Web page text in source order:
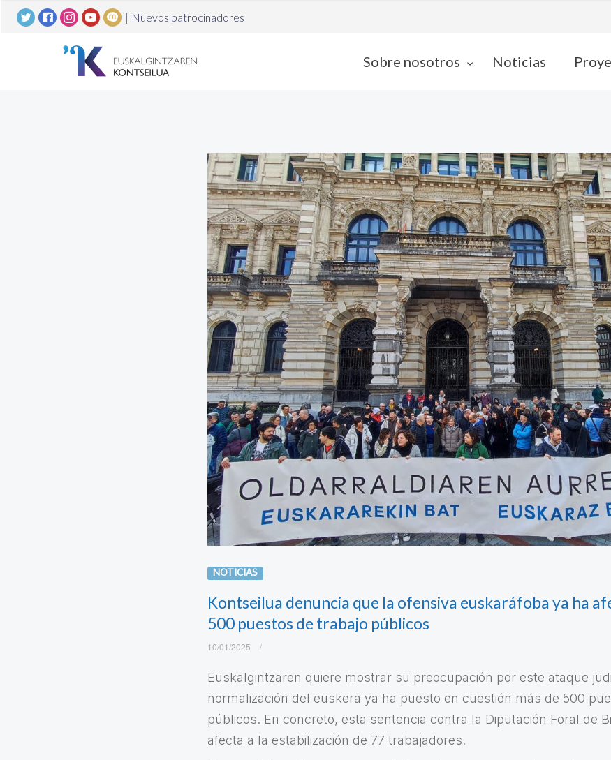
| Nuevos patrocinadores
Sobre nosotros Noticias
NOTICIAS
Kontseilua denuncia que la ofensiva euskaráfoba ya ha
500 puestos de trabajo públicos
10/01/2025
Euskalgintzaren quiere mostrar su preocupación por este ataque
normalización del euskera ya ha puesto en cuestión más de 500
públicos. En concreto, esta sentencia contra la Diputación Foral de
afecta a la estabilización de 77 trabajadores.